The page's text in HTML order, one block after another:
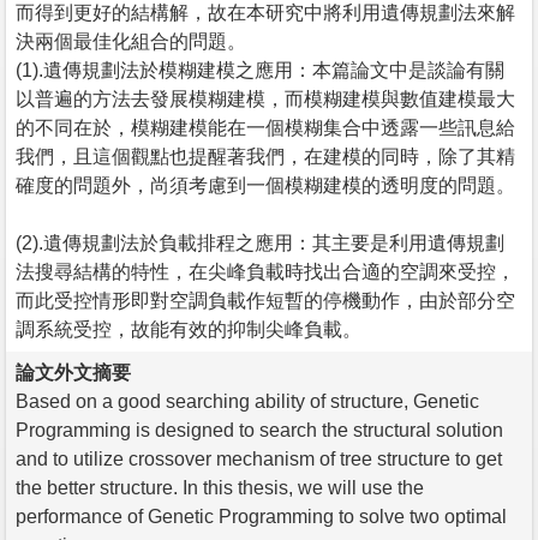
而得到更好的結構解，故在本研究中將利用遺傳規劃法來解
決兩個最佳化組合的問題。
(1).遺傳規劃法於模糊建模之應用：本篇論文中是談論有關
以普遍的方法去發展模糊建模，而模糊建模與數值建模最大
的不同在於，模糊建模能在一個模糊集合中透露一些訊息給
我們，且這個觀點也提醒著我們，在建模的同時，除了其精
確度的問題外，尚須考慮到一個模糊建模的透明度的問題。
(2).遺傳規劃法於負載排程之應用：其主要是利用遺傳規劃
法搜尋結構的特性，在尖峰負載時找出合適的空調來受控，
而此受控情形即對空調負載作短暫的停機動作，由於部分空
調系統受控，故能有效的抑制尖峰負載。
論文外文摘要
Based on a good searching ability of structure, Genetic
Programming is designed to search the structural solution
and to utilize crossover mechanism of tree structure to get
the better structure. In this thesis, we will use the
performance of Genetic Programming to solve two optimal